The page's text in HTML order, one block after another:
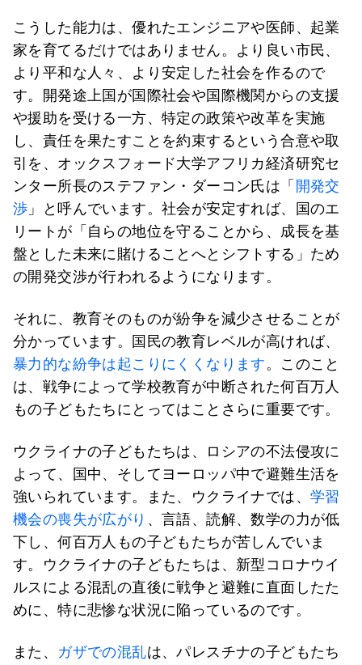
こうした能力は、優れたエンジニアや医師、起業
家を育てるだけではありません。より良い市民、
より平和な人々、より安定した社会を作るので
す。開発途上国が国際社会や国際機関からの支援
や援助を受ける一方、特定の政策や改革を実施
し、責任を果たすことを約束するという合意や取
引を、オックスフォード大学アフリカ経済研究セ
ンター所長のステファン・ダーコン氏は「 開発交
渉 」と呼んでいます。社会が安定すれば、国のエ
リートが「自らの地位を守ることから、成長を基
盤とした未来に賭けることへとシフトする」ため
の開発交渉が行われるようになります。
それに、教育そのものが紛争を減少させることが
分かっています。国民の教育レベルが高ければ、
暴力的な紛争は起こりにくくなります。このこと
は、戦争によって学校教育が中断された何百万人
もの子どもたちにとってはことさらに重要です。
ウクライナの子どもたちは、ロシアの不法侵攻に
よって、国中、そしてヨーロッパ中で避難生活を
強いられています。また、ウクライナでは、 学習
機会の喪失が広がり 、言語、読解、数学の力が低
下し、何百万人もの子どもたちが苦しんでいま
す。ウクライナの子どもたちは、新型コロナウイ
ルスによる混乱の直後に戦争と避難に直面したた
めに、特に悲惨な状況に陥っているのです。
また、 ガザでの混乱は、パレスチナの子どもたち